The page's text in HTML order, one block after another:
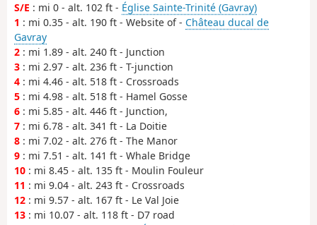
S/E : mi 0 - alt. 102 ft - Église Sainte-Trinité (Gavray)
1 : mi 0.35 - alt. 190 ft - Website of - Château ducal de
Gavray
2 : mi 1.89 - alt. 240 ft - Junction
3 : mi 2.97 - alt. 236 ft - T-junction
4 : mi 4.46 - alt. 518 ft - Crossroads
5 : mi 4.98 - alt. 518 ft - Hamel Gosse
6 : mi 5.85 - alt. 446 ft - Junction,
7 : mi 6.78 - alt. 341 ft - La Doitie
8 : mi 7.02 - alt. 276 ft - The Manor
9 : mi 7.51 - alt. 141 ft - Whale Bridge
10 : mi 8.45 - alt. 135 ft - Moulin Fouleur
11 : mi 9.04 - alt. 243 ft - Crossroads
12 : mi 9.57 - alt. 167 ft - Le Val Joie
13 : mi 10.07 - alt. 118 ft - D7 road